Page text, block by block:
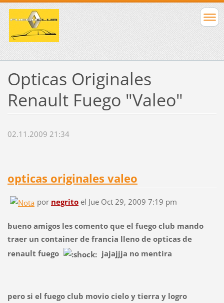
Opticas Originales
Renault Fuego "Valeo"
02.11.2009 21:34
opticas originales valeo
por negritoel Jue Oct 29, 2009 7:19 pm
bueno amigos les comento que el fuego club mando
traer un container de francia lleno de opticas de
renault fuego
jajajjja no mentira
pero si el fuego club movio cielo y tierra y logro